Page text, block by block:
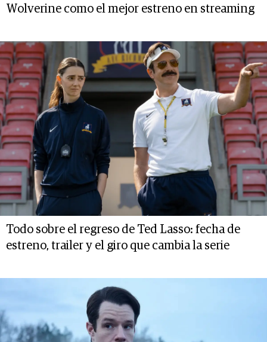
Wolverine como el mejor estreno en streaming
Todo sobre el regreso de Ted Lasso: fecha de
estreno, trailer y el giro que cambia la serie